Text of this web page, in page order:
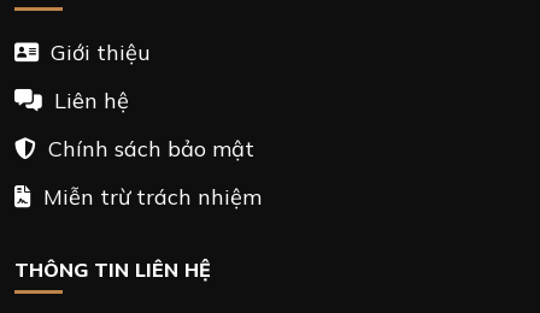
Giới thiệu
Liên hệ
Chính sách bảo mật
Miễn trừ trách nhiệm
THÔNG TIN LIÊN HỆ